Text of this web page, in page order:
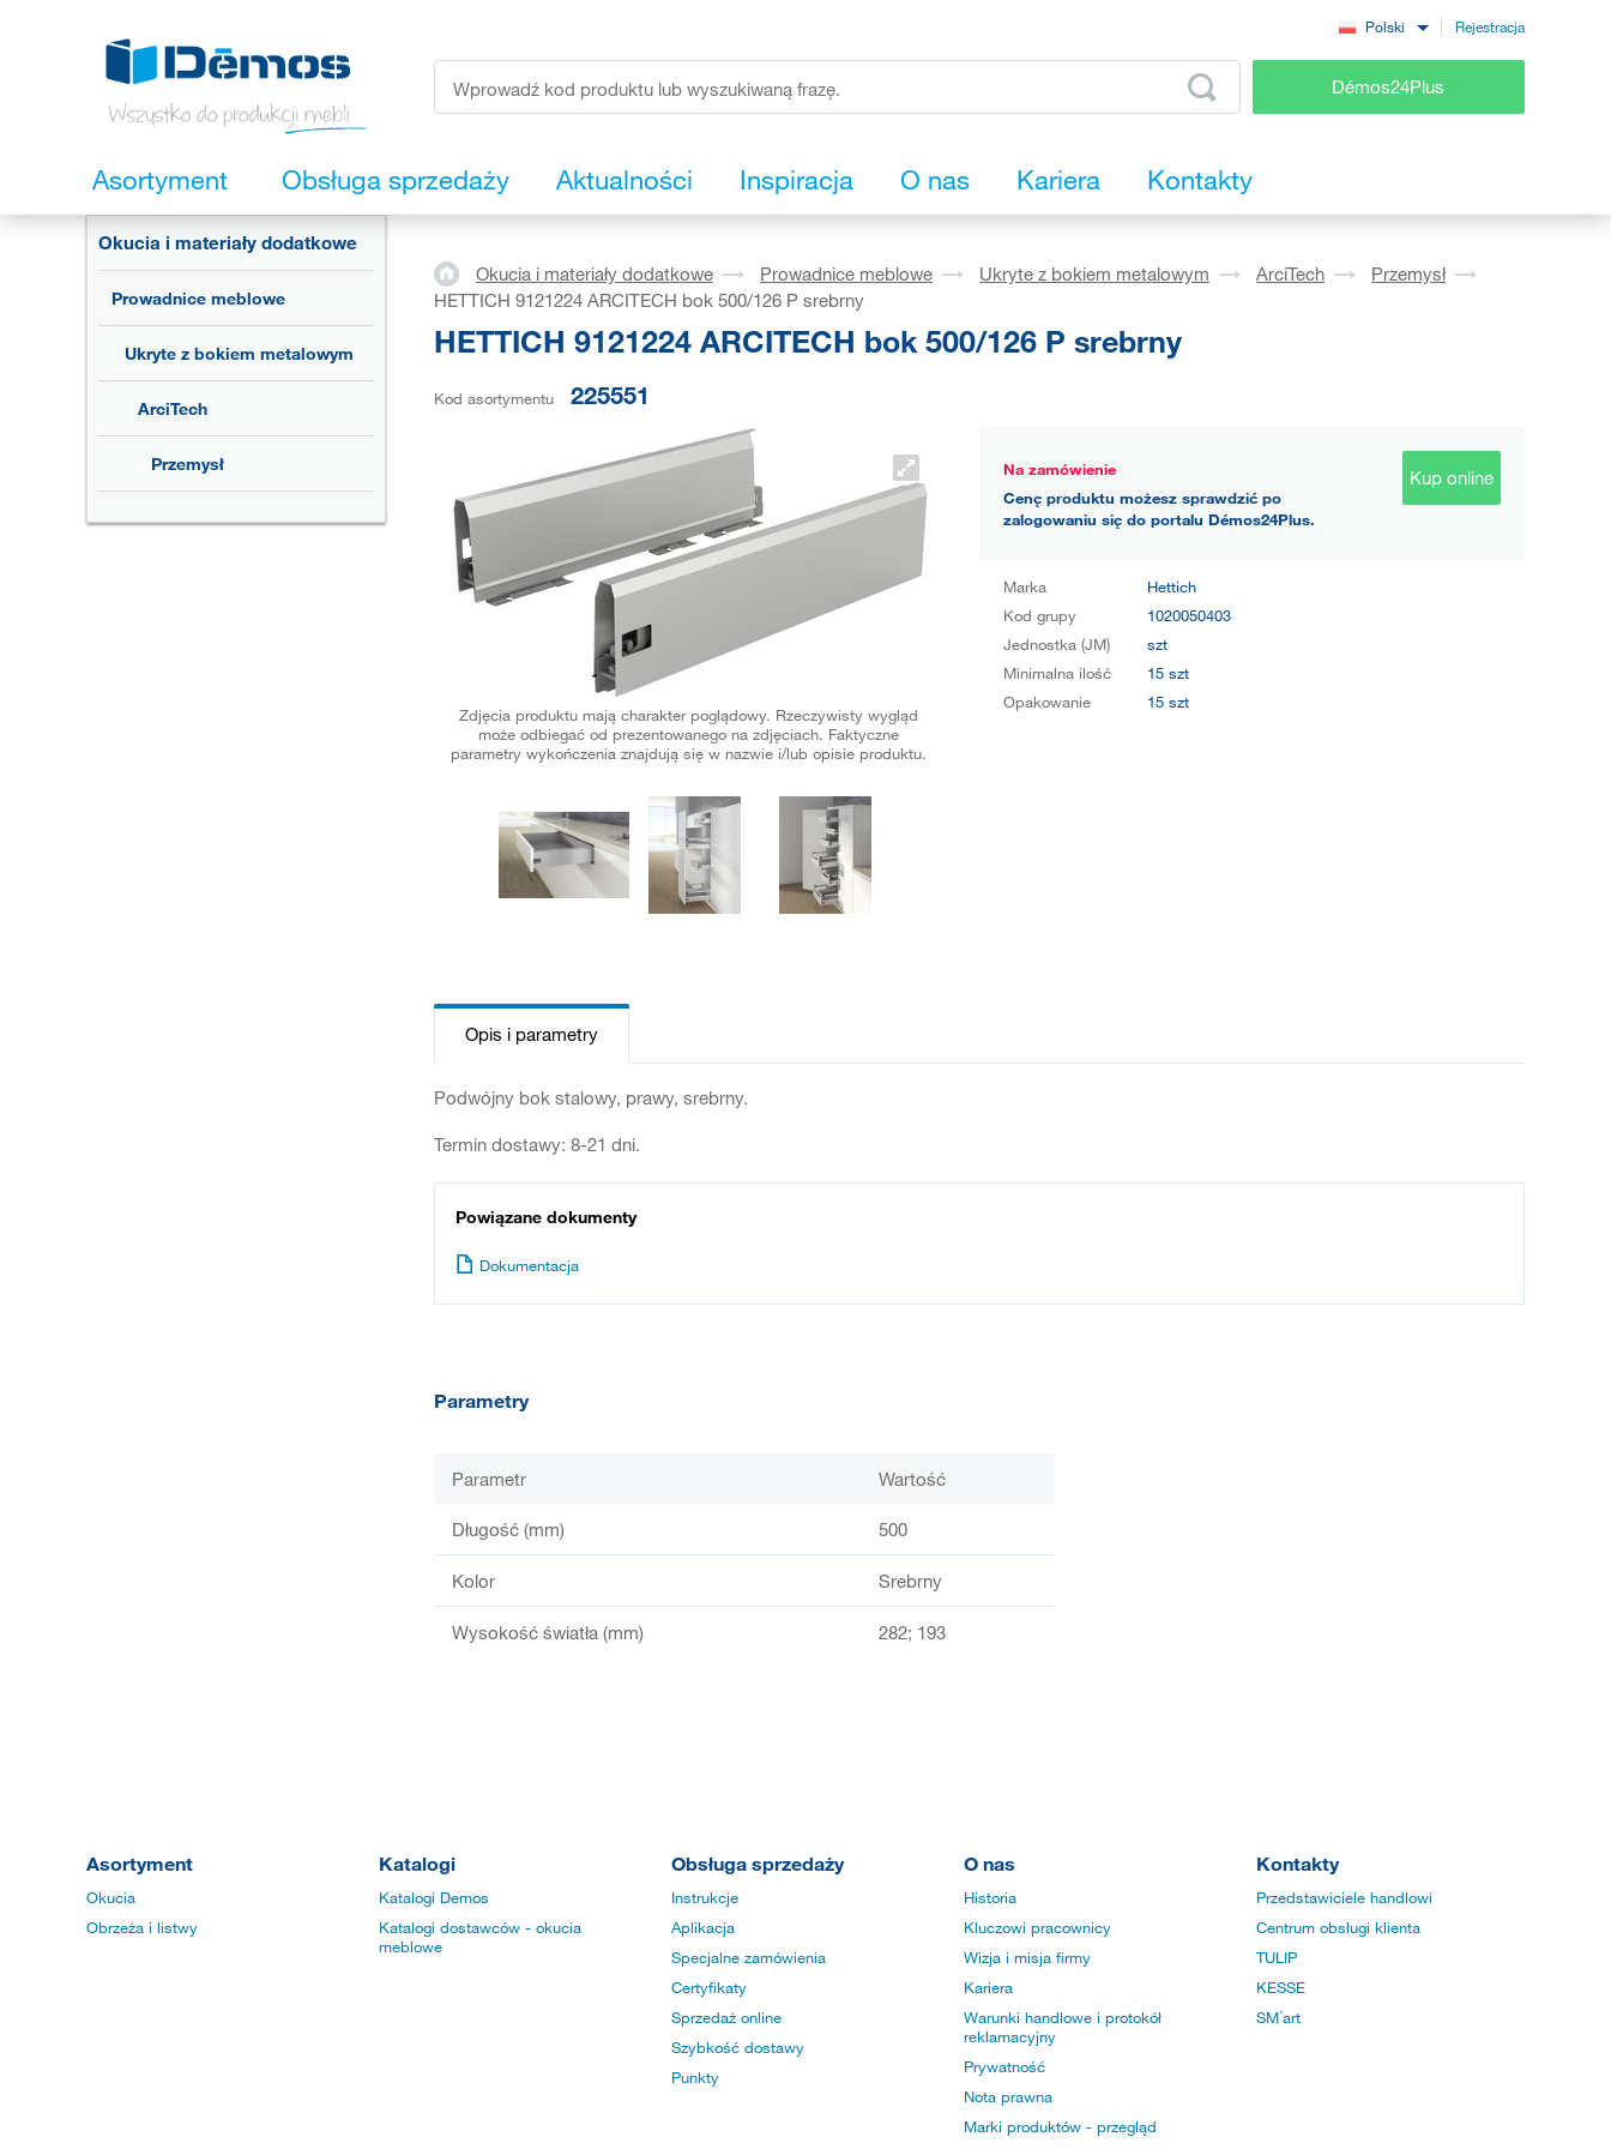
Polski Rejestracja
Démos24Plus
Asortyment Obsługa sprzedaży Aktualności Inspiracja O nas Kariera Kontakty
Okucia i materiały dodatkowe
Prowadnice meblowe
Ukryte z bokiem metalowym
ArciTech
Przemysł
Okucia i materiały dodatkowe Prowadnice meblowe Ukryte z bokiem metalowym ArciTech
Przemysł
HETTICH 9121224 ARCITECH bok 500/126 P srebrny
HETTICH 9121224 ARCITECH bok 500/126 P srebrny
Kod asortymentu 225551
Zdjęcia produktu mają charakter poglądowy. Rzeczywisty wygląd
może odbiegać od prezentowanego na zdjęciach. Faktyczne
parametry wykończenia znajdują się w nazwie i/lub opisie produktu.
Na zamówienie
Cenę produktu możesz sprawdzić po
zalogowaniu się do portalu Démos24Plus.
Kup online
Marka
Hettich
Kod grupy
1020050403
Jednostka (JM)
szt
Minimalna ilość
15 szt
Opakowanie
15 szt
Opis i parametry
Podwójny bok stalowy, prawy, srebrny.
Termin dostawy: 8-21 dni.
Powiązane dokumenty
Dokumentacja
Parametry
Parametr Wartość
Długość (mm) 500
Kolor Srebrny
Wysokość światła (mm) 282; 193
Asortyment
Okucia
Obrzeża i listwy
Katalogi
Katalogi Demos
Katalogi dostawców - okucia
meblowe
Obsługa sprzedaży
Instrukcje
Aplikacja
Specjalne zamówienia
Certyfikaty
Sprzedaż online
Szybkość dostawy
Punkty
O nas
Historia
Kluczowi pracownicy
Wizja i misja firmy
Kariera
Warunki handlowe i protokół
reklamacyjny
Prywatność
Nota prawna
Marki produktów - przegląd
Kontakty
Przedstawiciele handlowi
Centrum obsługi klienta
TULIP
KESSE
SM´art